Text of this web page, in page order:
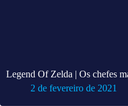
Legend Of Zelda | Os chefes
2 de fevereiro de 2021